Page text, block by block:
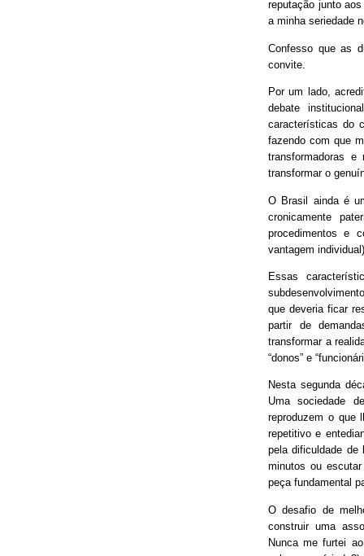
reputação junto
a minha seriedade
Confesso que as
convite.
Por um lado,
debate
características do
fazendo com que
transformadoras
transformar o
O Brasil ainda é
cronicamente
procedimentos e
vantagem
Essas
que deveria ficar
partir de
transformar a
“donos” e
Nesta segunda
Uma sociedade
reproduzem o que
repetitivo e
pela dificuldade
minutos ou
peça fundamental
O desafio de
construir uma
Nunca me furtei